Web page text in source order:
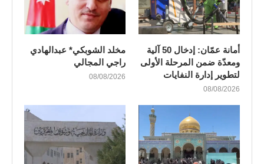
أمانة عمّان: إدخال 50 آلية
ومعدّة ضمن المرحلة الأولى
لتطوير إدارة النفايات
08/08/2026
مخلد الشوبكي* عبدالهادي
راجي المجالي
08/08/2026